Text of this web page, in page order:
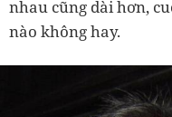
nhau cũng dài hơn,
nào không hay.